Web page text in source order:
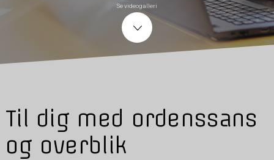
Se videogalleri
Til dig med ordenssans
og overblik